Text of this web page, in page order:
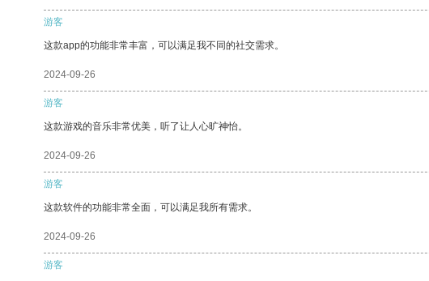
游客
这款app的功能非常丰富，可以满足我不同的社交需求。
2024-09-26
游客
这款游戏的音乐非常优美，听了让人心旷神怡。
2024-09-26
游客
这款软件的功能非常全面，可以满足我所有需求。
2024-09-26
游客